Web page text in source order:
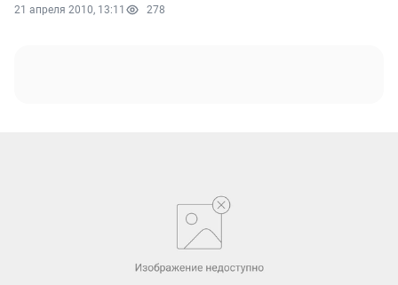
21 апреля 2010, 13:11 278